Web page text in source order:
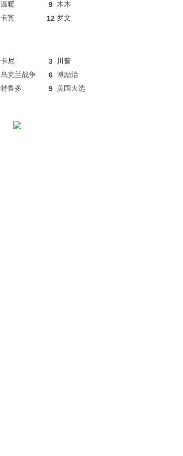
温暖 9 木木
卡宾 12 罗文
卡尼 3 川普
乌克兰战争 6 博励治
特鲁多 9 美国大选